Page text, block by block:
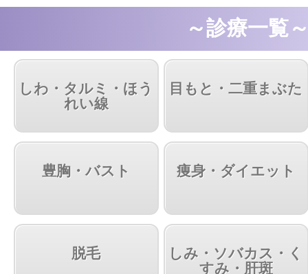
～診療一覧
しわ・タルミ・ほう
れい線
目もと・二重まぶた
豊胸・バスト 痩身・ダイエット
脱毛
しみ・ソバカス・く
すみ・肝斑